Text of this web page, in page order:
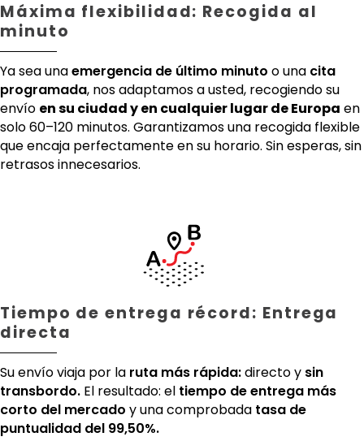
Máxima flexibilidad: Recogida al
minuto
Ya sea unaemergencia de último minuto o una cita
programada, nos adaptamos a usted, recogiendo su
envío en su ciudad y en cualquier lugar de Europa en
solo 60–120 minutos. Garantizamos una recogida flexible
que encaja perfectamente en su horario. Sin esperas, sin
retrasos innecesarios.
Tiempo de entrega récord: Entrega
directa
Su envío viaja por la ruta más rápida:directo y sin
transbordo. El resultado: el tiempo de entrega más
corto del mercado y una comprobada tasa de
puntualidad del 99,50%.